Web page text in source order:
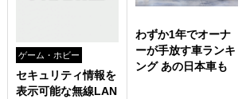
ゲーム・ホビー
セキュリティ情報を
表示可能な無線LAN
わずか1年でオーナ
ーが手放す車ランキ
ング あの日本車も